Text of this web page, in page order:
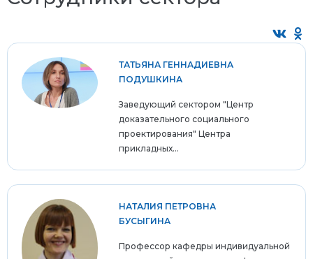
ТАТЬЯНА ГЕННАДИЕВНА
ПОДУШКИНА
Заведующий сектором "Центр
доказательного социального
проектирования" Центра
прикладных...
НАТАЛИЯ ПЕТРОВНА
БУСЫГИНА
Профессор кафедры индивидуальной